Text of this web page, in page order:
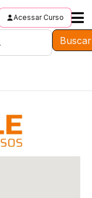
Acessar Curso
Buscar